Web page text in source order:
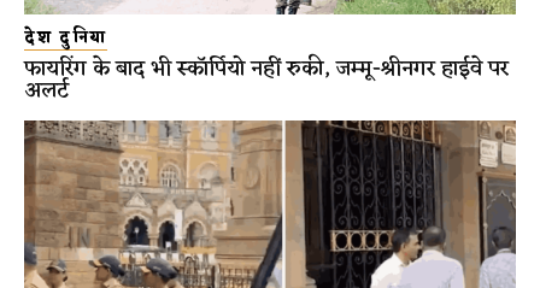
देश दुनिया
फायरिंग के बाद भी स्कॉर्पियो नहीं रुकी, जम्मू-श्रीनगर हाईवे पर
अलर्ट